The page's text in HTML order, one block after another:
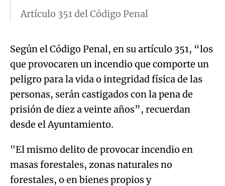
Artículo 351 del Código Penal
Según el Código Penal, en su artículo 351, “los
que provocaren un incendio que comporte un
peligro para la vida o integridad física de las
personas, serán castigados con la pena de
prisión de diez a veinte años”, recuerdan
desde el Ayuntamiento.
"El mismo delito de provocar incendio en
masas forestales, zonas naturales no
forestales, o en bienes propios y